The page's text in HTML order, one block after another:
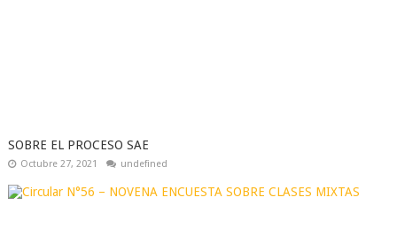
SOBRE EL PROCESO SAE
Octubre 27, 2021 undefined